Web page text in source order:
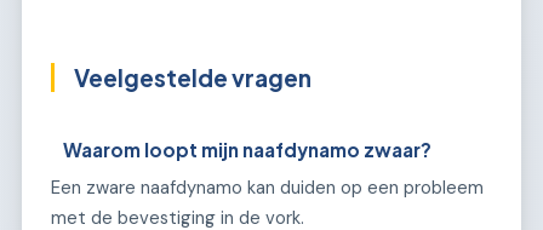
Veelgestelde vragen
Waarom loopt mijn naafdynamo zwaar?
Een zware naafdynamo kan duiden op een probleem
met de bevestiging in de vork.